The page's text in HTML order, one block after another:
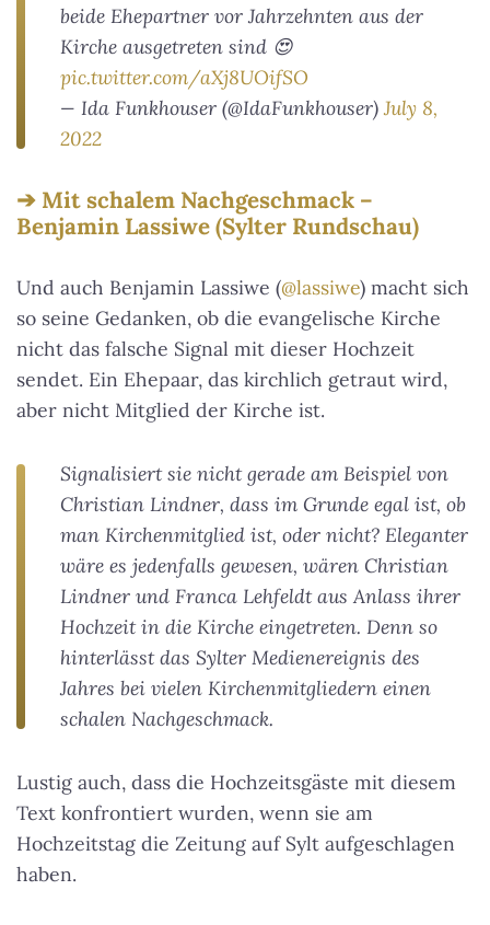
beide Ehepartner vor Jahrzehnten aus der
Kirche ausgetreten sind 😍
pic.twitter.com/aXj8UOifSO
— Ida Funkhouser (@IdaFunkhouser)July 8,
2022
Mit schalem Nachgeschmack –
Benjamin Lassiwe (Sylter Rundschau)
Und auch Benjamin Lassiwe (@lassiwe) macht sich
so seine Gedanken, ob die evangelische Kirche
nicht das falsche Signal mit dieser Hochzeit
sendet. Ein Ehepaar, das kirchlich getraut wird,
aber nicht Mitglied der Kirche ist.
Signalisiert sie nicht gerade am Beispiel von
Christian Lindner, dass im Grunde egal ist, ob
man Kirchenmitglied ist, oder nicht? Eleganter
wäre es jedenfalls gewesen, wären Christian
Lindner und Franca Lehfeldt aus Anlass ihrer
Hochzeit in die Kirche eingetreten. Denn so
hinterlässt das Sylter Medienereignis des
Jahres bei vielen Kirchenmitgliedern einen
schalen Nachgeschmack.
Lustig auch, dass die Hochzeitsgäste mit diesem
Text konfrontiert wurden, wenn sie am
Hochzeitstag die Zeitung auf Sylt aufgeschlagen
haben.